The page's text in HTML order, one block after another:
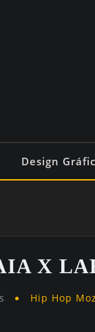
Design
X
Hip Hop Moz